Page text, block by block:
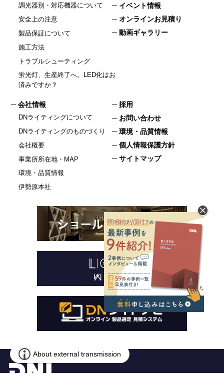
調光器別・対応機器について
安全上の注意
製品保証について
施工方法
トラブルシューティング
蛍光灯、生産終了へ。LED化はお
済みですか？
イベント情報
オンラインお見積り
動画ギャラリー
会社情報
DNライティングについて
DNライティングのものづくり
会社概要
事業所所在地・MAP
環境・品質情報
伊勢原本社
採用
お問い合わせ
環境・品質情報
個人情報保護方針
サイトマップ